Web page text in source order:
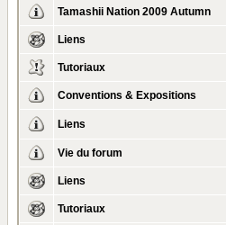
Tamashii Nation 2009 Autumn
Liens
Tutoriaux
Conventions & Expositions
Liens
Vie du forum
Liens
Tutoriaux